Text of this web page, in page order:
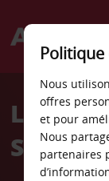
Welcome
Avis
Nous
offres
et pour
Nous
partenaires